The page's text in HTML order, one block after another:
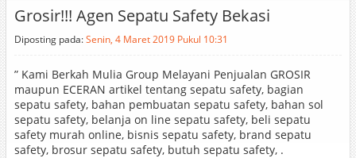
Grosir!!! Agen Sepatu Safety Bekasi
Diposting pada:Senin, 4 Maret 2019 Pukul 10:31
” Kami Berkah Mulia Group Melayani Penjualan GROSIR
maupun ECERAN artikel tentang sepatu safety, bagian
sepatu safety, bahan pembuatan sepatu safety, bahan sol
sepatu safety, belanja on line sepatu safety, beli sepatu
safety murah online, bisnis sepatu safety, brand sepatu
safety, brosur sepatu safety, butuh sepatu safety, .